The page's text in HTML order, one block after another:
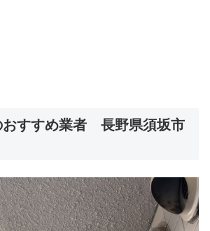
おすすめ業者 長野県須坂市